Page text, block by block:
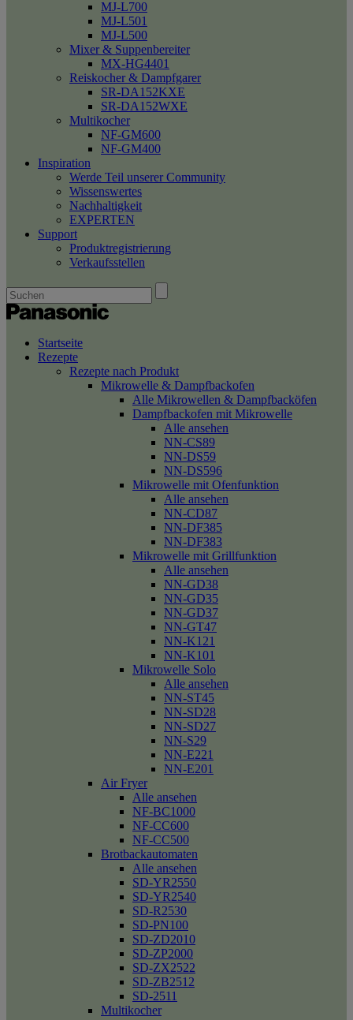
MJ-L700
MJ-L501
MJ-L500
Mixer & Suppenbereiter
MX-HG4401
Reiskocher & Dampfgarer
SR-DA152KXE
SR-DA152WXE
Multikocher
NF-GM600
NF-GM400
Inspiration
Werde Teil unserer Community
Wissenswertes
Nachhaltigkeit
EXPERTEN
Support
Produktregistrierung
Verkaufsstellen
Startseite
Rezepte
Rezepte nach Produkt
Mikrowelle & Dampfbackofen
Alle Mikrowellen & Dampfbacköfen
Dampfbackofen mit Mikrowelle
Alle ansehen
NN-CS89
NN-DS59
NN-DS596
Mikrowelle mit Ofenfunktion
Alle ansehen
NN-CD87
NN-DF385
NN-DF383
Mikrowelle mit Grillfunktion
Alle ansehen
NN-GD38
NN-GD35
NN-GD37
NN-GT47
NN-K121
NN-K101
Mikrowelle Solo
Alle ansehen
NN-ST45
NN-SD28
NN-SD27
NN-S29
NN-E221
NN-E201
Air Fryer
Alle ansehen
NF-BC1000
NF-CC600
NF-CC500
Brotbackautomaten
Alle ansehen
SD-YR2550
SD-YR2540
SD-R2530
SD-PN100
SD-ZD2010
SD-ZP2000
SD-ZX2522
SD-ZB2512
SD-2511
Multikocher